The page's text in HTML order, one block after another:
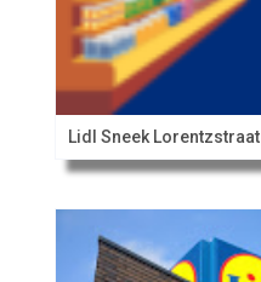
Lidl Sneek Lorentzstraat